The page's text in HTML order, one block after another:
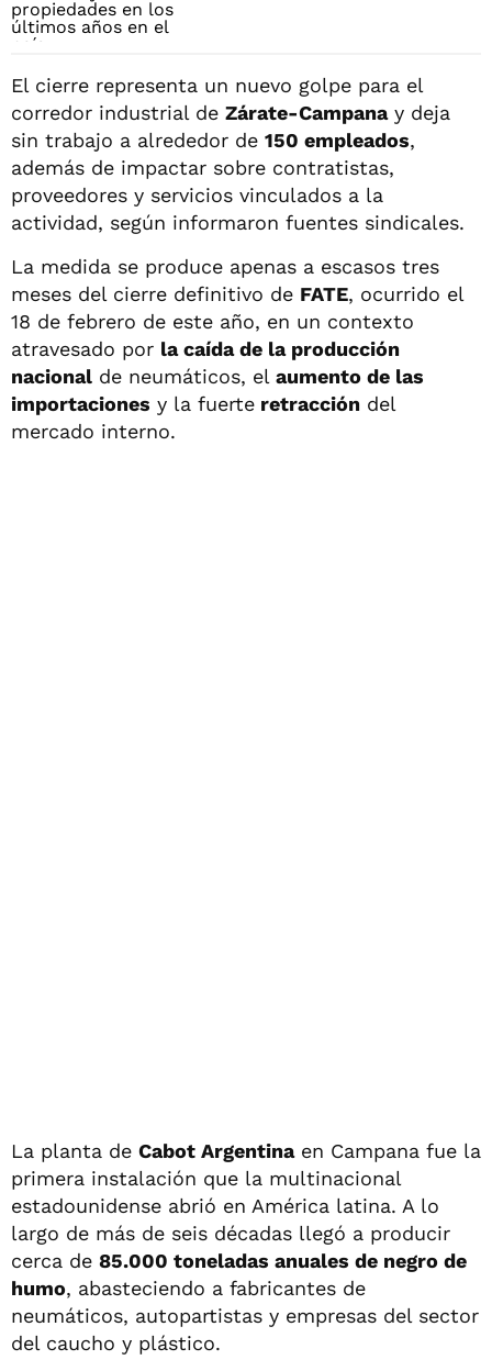
El cierre representa un nuevo golpe para el
corredor industrial de Zárate-Campanay deja
sin trabajo a alrededor de 150 empleados,
además de impactar sobre contratistas,
proveedores y servicios vinculados a la
actividad, según informaron fuentes sindicales.
La medida se produce apenas a escasos tres
meses del cierre definitivo de FATE, ocurrido el
18 de febrero de este año, en un contexto
atravesado por la caída de la producción
nacional de neumáticos, el aumento de las
importaciones y la fuerte retracción del
mercado interno.
La planta de Cabot Argentinaen Campana fue la
primera instalación que la multinacional
estadounidense abrió en América latina. A lo
largo de más de seis décadas llegó a producir
cerca de 85.000 toneladas anuales de negro de
humo, abasteciendo a fabricantes de
neumáticos, autopartistas y empresas del sector
del caucho y plástico.